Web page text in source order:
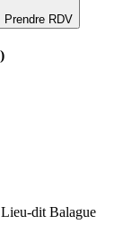
Prendre RDV
Lieu-dit Balague